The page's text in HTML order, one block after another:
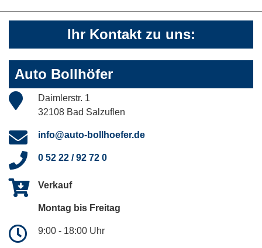
Ihr Kontakt zu uns:
Auto Bollhöfer
Daimlerstr. 1
32108 Bad Salzuflen
info@auto-bollhoefer.de
0 52 22 / 92 72 0
Verkauf
Montag bis Freitag
9:00 - 18:00 Uhr